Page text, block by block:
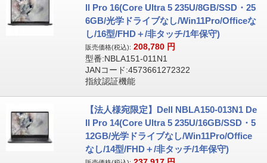
ll Pro 16(Core Ultra 5 235U/8GB/SSD・25
6GB/光学ドライブなし/Win11Pro/Officeな
し/16型/FHD＋/非タッチ/1年保守)
販売価格(税込): 208,780 円
型番:NBLA151-011N1
JANコード:4573661272322
指紋認証機能
【法人様宛限定】Dell NBLA150-013N1 De
ll Pro 14(Core Ultra 5 235U/16GB/SSD・5
12GB/光学ドライブなし/Win11Pro/Office
なし/14型/FHD＋/非タッチ/1年保守)